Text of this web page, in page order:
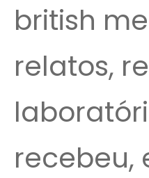
british
relatos,
recebeu,